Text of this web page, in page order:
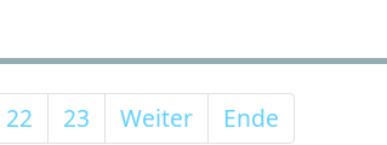
22 23 Weiter Ende